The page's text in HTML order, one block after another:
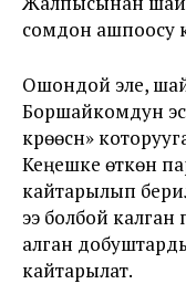
сомдон ашпоосу
Ошондой эле,
Боршайкомдун
күрөөсүн»
Кеңешке өткөн
кайтарылып
ээ болбой калган
алган
кайтарылат.